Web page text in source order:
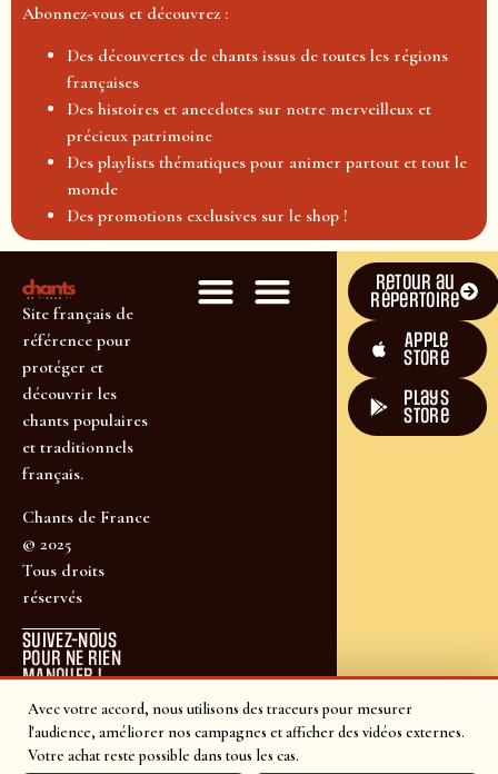
Avec votre accord, nous utilisons des traceurs pour mesurer
l'audience, améliorer nos campagnes et afficher des vidéos externes.
Votre achat reste possible dans tous les cas.
Abonnez-vous et découvrez :
Des découvertes de chants issus de toutes les régions
françaises
Des histoires et anecdotes sur notre merveilleux et
précieux patrimoine
Des playlists thématiques pour animer partout et tout le
monde
Des promotions exclusives sur le shop !
Site français de
référence pour
protéger et
découvrir les
chants populaires
et traditionnels
français.
Chants de France
© 2025
Tous droits
réservés
SUIVEZ-NOUS
POUR NE RIEN
MANQUER !
Retour au
répertoire
Apple
Store
plays
store